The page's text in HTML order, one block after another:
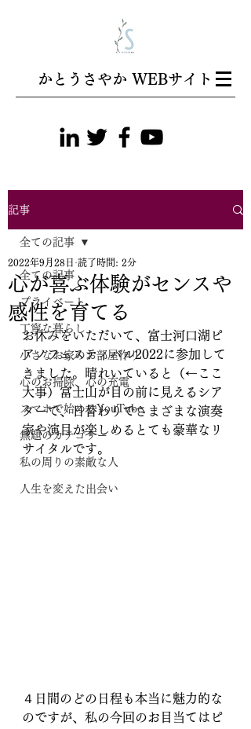
​かとうさやか WEBサイト
記事
全ての記事
プライベート
丁寧な暮らし
小さなお家のお部屋作り
心のお掃除、心の充電
スマホで始めるYouTube
無題のカテゴリー
私の周りの素敵な人
人生を変えた出会い
全ての記事
心が喜ぶ体験がセンスや
感性を育てる
2022年9月28日 読了時間: 2分
お休みをいただいて、富士河口湖ピ
アノフェスティバル2022に参加して
きました。晴れいていると（←ここ
大事）富士山が目の前に見えるシア
ターで、日替わりでさまざまな演奏
家や演目が楽しめるとても豪華なリ
サイタルです。
４日間のどの日程も本当に魅力的な
のですが、私の今回のお目当てはピ